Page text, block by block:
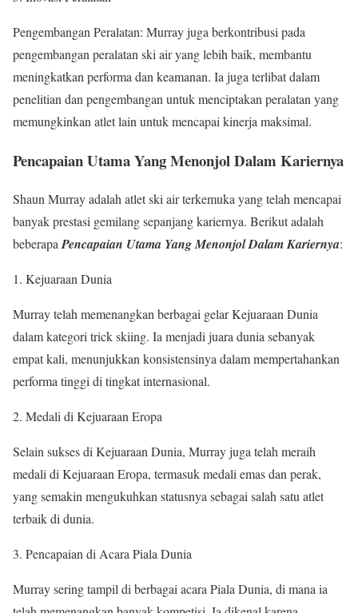
Pengembangan Peralatan: Murray juga berkontribusi pada
pengembangan peralatan ski air yang lebih baik, membantu
meningkatkan performa dan keamanan. Ia juga terlibat dalam
penelitian dan pengembangan untuk menciptakan peralatan yang
memungkinkan atlet lain untuk mencapai kinerja maksimal.
Pencapaian Utama Yang Menonjol Dalam Kariernya
Shaun Murray adalah atlet ski air terkemuka yang telah mencapai
banyak prestasi gemilang sepanjang kariernya. Berikut adalah
beberapaPencapaian Utama Yang Menonjol Dalam Kariernya:
1. Kejuaraan Dunia
Murray telah memenangkan berbagai gelar Kejuaraan Dunia
dalam kategori trick skiing. Ia menjadi juara dunia sebanyak
empat kali, menunjukkan konsistensinya dalam mempertahankan
performa tinggi di tingkat internasional.
2. Medali di Kejuaraan Eropa
Selain sukses di Kejuaraan Dunia, Murray juga telah meraih
medali di Kejuaraan Eropa, termasuk medali emas dan perak,
yang semakin mengukuhkan statusnya sebagai salah satu atlet
terbaik di dunia.
3. Pencapaian di Acara Piala Dunia
Murray sering tampil di berbagai acara Piala Dunia, di mana ia